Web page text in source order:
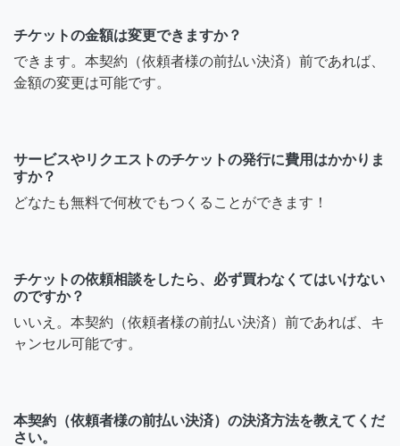
チケットの金額は変更できますか？
できます。本契約（依頼者様の前払い決済）前であれば、
金額の変更は可能です。
サービスやリクエストのチケットの発行に費用はかかりま
すか？
どなたも無料で何枚でもつくることができます！
チケットの依頼相談をしたら、必ず買わなくてはいけない
のですか？
いいえ。本契約（依頼者様の前払い決済）前であれば、キ
ャンセル可能です。
本契約（依頼者様の前払い決済）の決済方法を教えてくだ
さい。